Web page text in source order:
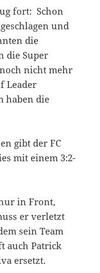
fort: Schon
und
die
die Super
nicht mehr
Leader
haben die
gibt der FC
mit einem 3:2-
in Front,
er verletzt
sein Team
auch Patrick
ersetzt.